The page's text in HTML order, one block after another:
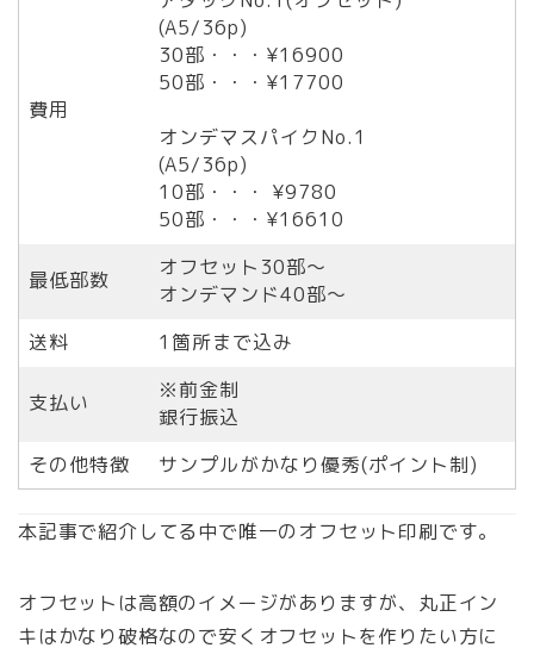
費用
(A5/36p)
30部・・・¥16900
50部・・・¥17700
オンデマスパイクNo.1
(A5/36p)
10部・・・ ¥9780
50部・・・¥16610
最低部数
オフセット30部〜
オンデマンド40部〜
送料
1箇所まで込み
支払い
※前金制
銀行振込
その他特徴
サンプルがかなり優秀(ポイント制)
本記事で紹介してる中で唯一のオフセット印刷です。
オフセットは高額のイメージがありますが、丸正イン
キはかなり破格なので安くオフセットを作りたい方に